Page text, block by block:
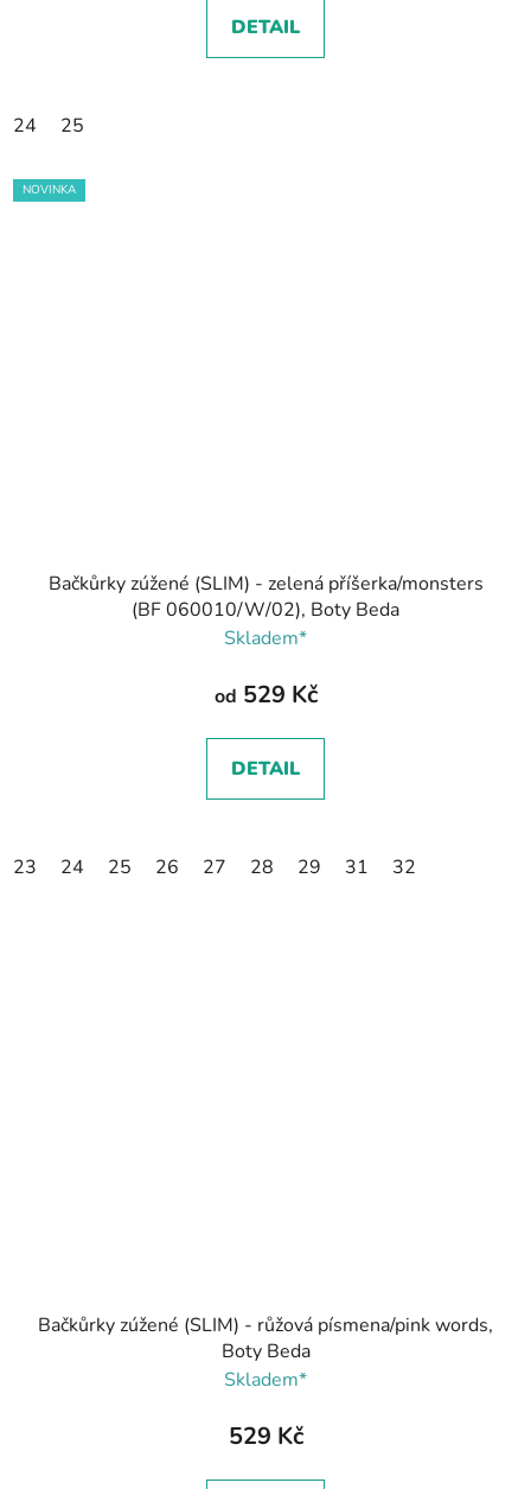
DETAIL
24 25
NOVINKA
Bačkůrky zúžené (SLIM) - zelená příšerka/monsters
(BF 060010/W/02), Boty Beda
Skladem*
od 529 Kč
DETAIL
23 24 25 26 27 28 29 31 32
Bačkůrky zúžené (SLIM) - růžová písmena/pink words,
Boty Beda
Skladem*
529 Kč